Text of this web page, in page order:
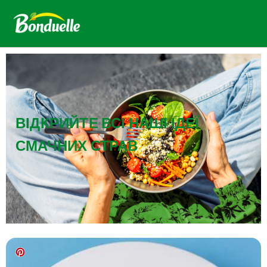
ВІДКРИЙТЕ ВСІ НАШІ ІДЕЇ
СМАЧНИХ СТРАВ